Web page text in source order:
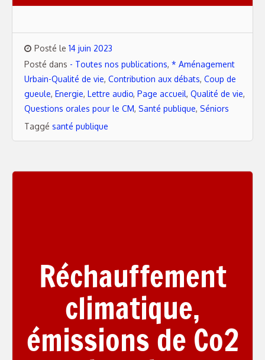
Posté le 14 juin 2023
Posté dans - Toutes nos publications, * Aménagement
Urbain-Qualité de vie, Contribution aux débats, Coup de
gueule, Energie, Lettre audio, Page accueil, Qualité de vie,
Questions orales pour le CM, Santé publique, Séniors
Taggé santé publique
Réchauffement
climatique,
émissions de Co2